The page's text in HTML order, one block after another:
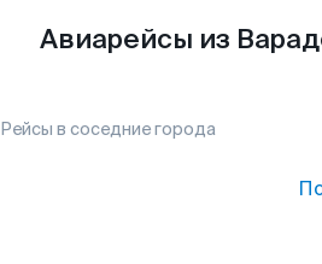
Авиарейсы из
Рейсы в соседние города